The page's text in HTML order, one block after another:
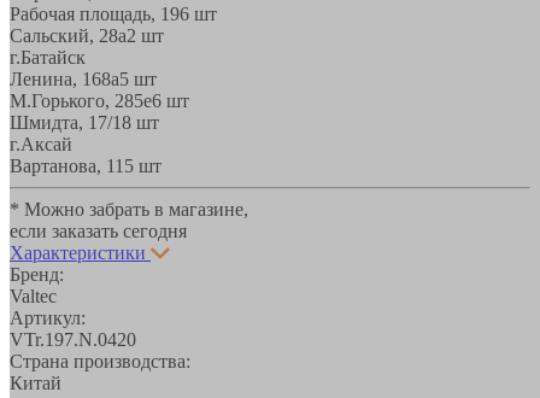
Рабочая площадь, 196 шт
Сальский, 28a2 шт
г.Батайск
Ленина, 168а5 шт
М.Горького, 285е6 шт
Шмидта, 17/18 шт
г.Аксай
Вартанова, 11 5 шт
* Можно забрать в магазине,
если заказать сегодня
Характеристики
Бренд:
Valtec
Артикул:
VTr.197.N.0420
Страна производства:
Китай